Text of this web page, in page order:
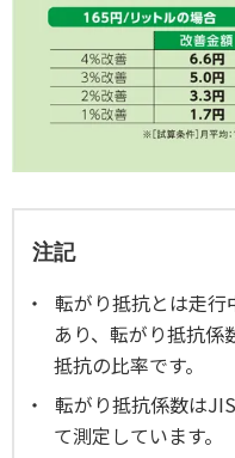
注記
転がり抵抗とは走行
あり、転がり抵抗係
抵抗の比率です。
転がり抵抗係数は
て測定しています。